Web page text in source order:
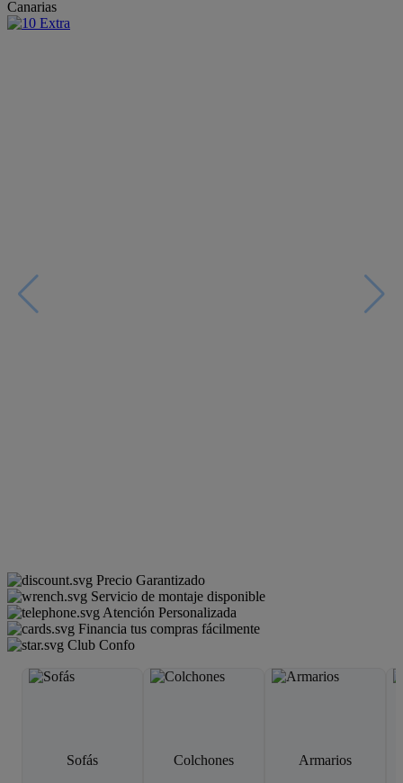
Canarias
Precio Garantizado
Servicio de montaje disponible
Atención Personalizada
Financia tus compras fácilmente
Club Confo
Sofás Colchones Armarios